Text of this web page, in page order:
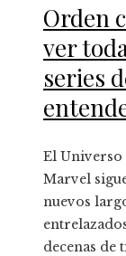
Orden
ver
series
El Universo
Marvel
nuevos
decenas de